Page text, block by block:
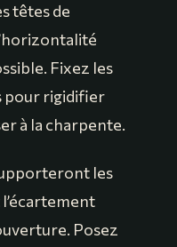
têtes de
Fixez les
pour rigidifier
à la charpente.
les
Posez